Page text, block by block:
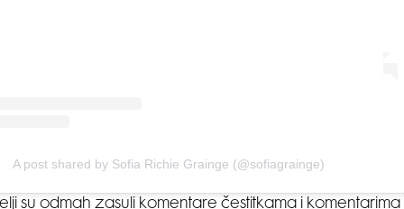
A post shared by Sofia Richie Grainge (@sofiagrainge)
su odmah zasuli komentare čestitkama i komentarima